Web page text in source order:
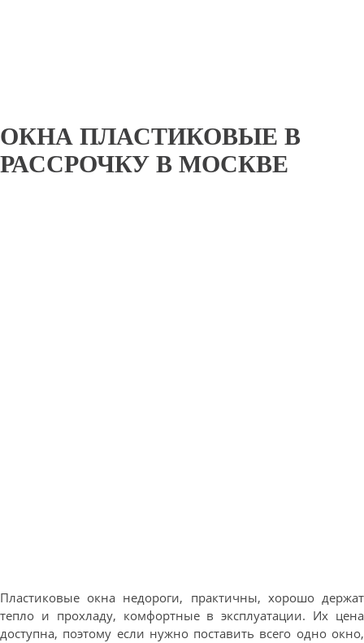
ОКНА ПЛАСТИКОВЫЕ В
РАССРОЧКУ В МОСКВЕ
Пластиковые окна недороги, практичны, хорошо держат
тепло и прохладу, комфортные в эксплуатации. Их цена
доступна, поэтому если нужно поставить всего одно окно,